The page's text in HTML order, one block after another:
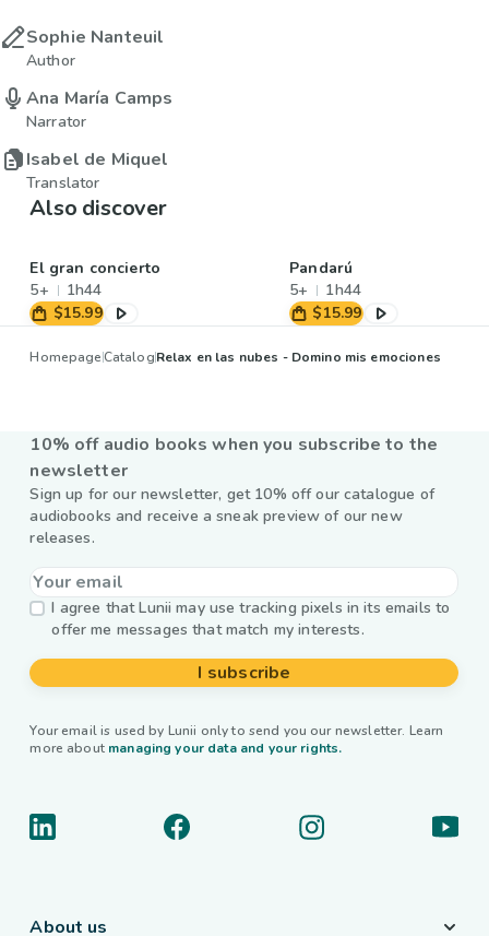
Sophie Nanteuil
Author
Ana María Camps
Narrator
Isabel de Miquel
Translator
Also discover
El gran concierto
5+
1h44
$15.99
Pandarú
5+
1h44
$15.99
HomepageCatalogRelax en las nubes - Domino mis emociones
10% off audio books when you subscribe to the
newsletter
Sign up for our newsletter, get 10% off our catalogue of
audiobooks and receive a sneak preview of our new
releases.
I agree that Lunii may use tracking pixels in its emails to
offer me messages that match my interests.
I subscribe
Your email is used by Lunii only to send you our newsletter. Learn
more about managing your data and your rights.
About us